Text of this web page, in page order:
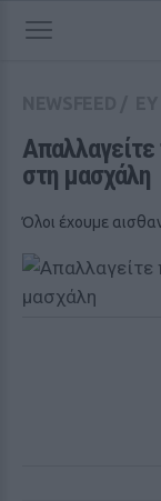
στη μασχάλη
Όλοι έχουμε